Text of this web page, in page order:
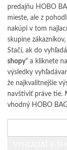
predajňu HOBO
mieste, ale z
nakúpi v tom
skupine
Stačí, ak do
shopy“ a kliknete
výsledky
že najkvalitnejšie
navštíviť práve tie.
vhodný HOBO